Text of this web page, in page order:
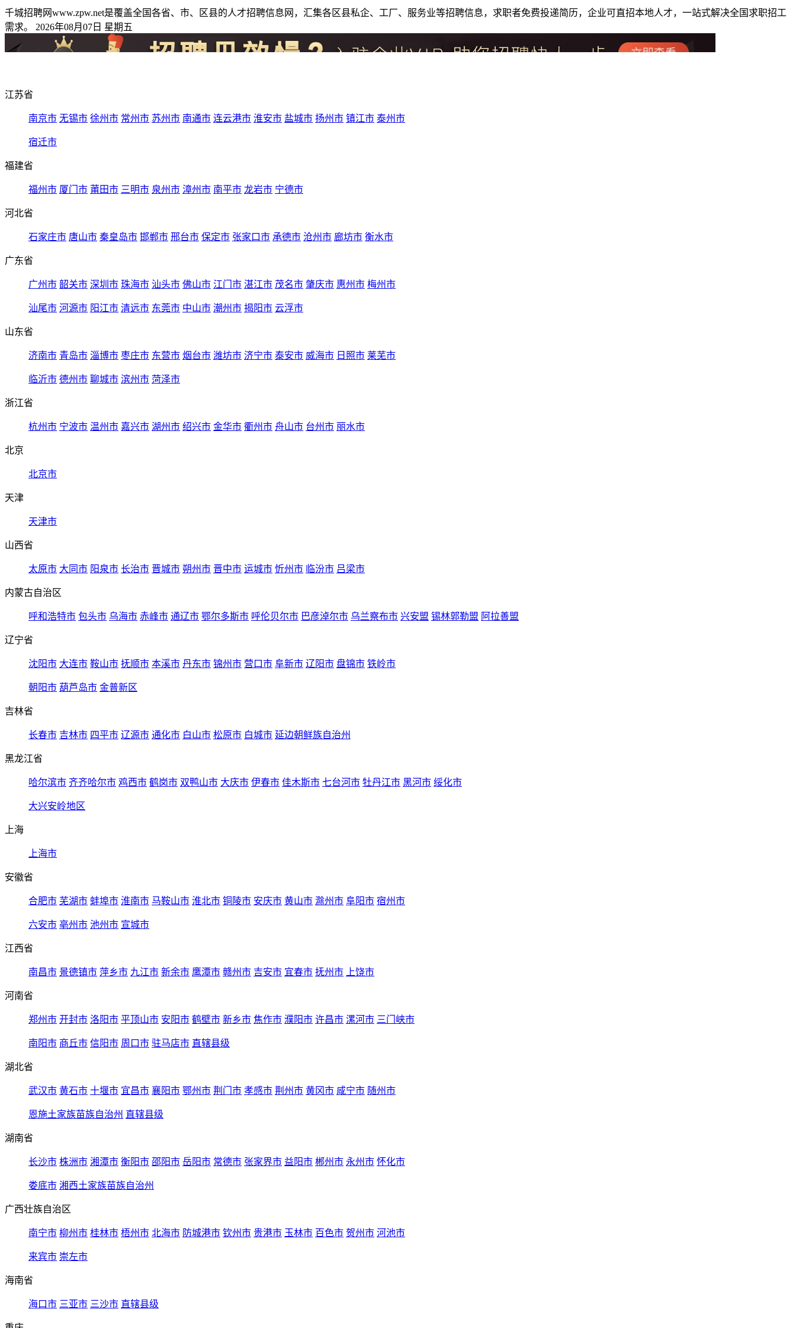
千城招聘网www.zpw.net是覆盖全国各省、市、区县的人才招聘信息网，汇集各区县私企、工厂、服务业等招聘信息，求职者免费投递简历，企业可直招本地人才，一站式解决全国求职招工
需求。 2026年08月07日 星期五
江苏省
南京市 无锡市 徐州市 常州市 苏州市 南通市 连云港市 淮安市 盐城市 扬州市 镇江市 泰州市
宿迁市
福建省
福州市 厦门市 莆田市 三明市 泉州市 漳州市 南平市 龙岩市 宁德市
河北省
石家庄市 唐山市 秦皇岛市 邯郸市 邢台市 保定市 张家口市 承德市 沧州市 廊坊市 衡水市
广东省
广州市 韶关市 深圳市 珠海市 汕头市 佛山市 江门市 湛江市 茂名市 肇庆市 惠州市 梅州市
汕尾市 河源市 阳江市 清远市 东莞市 中山市 潮州市 揭阳市 云浮市
山东省
济南市 青岛市 淄博市 枣庄市 东营市 烟台市 潍坊市 济宁市 泰安市 威海市 日照市 莱芜市
临沂市 德州市 聊城市 滨州市 菏泽市
浙江省
杭州市 宁波市 温州市 嘉兴市 湖州市 绍兴市 金华市 衢州市 舟山市 台州市 丽水市
北京
北京市
天津
天津市
山西省
太原市 大同市 阳泉市 长治市 晋城市 朔州市 晋中市 运城市 忻州市 临汾市 吕梁市
内蒙古自治区
呼和浩特市 包头市 乌海市 赤峰市 通辽市 鄂尔多斯市 呼伦贝尔市 巴彦淖尔市 乌兰察布市 兴安盟 锡林郭勒盟 阿拉善盟
辽宁省
沈阳市 大连市 鞍山市 抚顺市 本溪市 丹东市 锦州市 营口市 阜新市 辽阳市 盘锦市 铁岭市
朝阳市 葫芦岛市 金普新区
吉林省
长春市 吉林市 四平市 辽源市 通化市 白山市 松原市 白城市 延边朝鲜族自治州
黑龙江省
哈尔滨市 齐齐哈尔市 鸡西市 鹤岗市 双鸭山市 大庆市 伊春市 佳木斯市 七台河市 牡丹江市 黑河市 绥化市
大兴安岭地区
上海
上海市
安徽省
合肥市 芜湖市 蚌埠市 淮南市 马鞍山市 淮北市 铜陵市 安庆市 黄山市 滁州市 阜阳市 宿州市
六安市 亳州市 池州市 宣城市
江西省
南昌市 景德镇市 萍乡市 九江市 新余市 鹰潭市 赣州市 吉安市 宜春市 抚州市 上饶市
河南省
郑州市 开封市 洛阳市 平顶山市 安阳市 鹤壁市 新乡市 焦作市 濮阳市 许昌市 漯河市 三门峡市
南阳市 商丘市 信阳市 周口市 驻马店市 直辖县级
湖北省
武汉市 黄石市 十堰市 宜昌市 襄阳市 鄂州市 荆门市 孝感市 荆州市 黄冈市 咸宁市 随州市
恩施土家族苗族自治州 直辖县级
湖南省
长沙市 株洲市 湘潭市 衡阳市 邵阳市 岳阳市 常德市 张家界市 益阳市 郴州市 永州市 怀化市
娄底市 湘西土家族苗族自治州
广西壮族自治区
南宁市 柳州市 桂林市 梧州市 北海市 防城港市 钦州市 贵港市 玉林市 百色市 贺州市 河池市
来宾市 崇左市
海南省
海口市 三亚市 三沙市 直辖县级